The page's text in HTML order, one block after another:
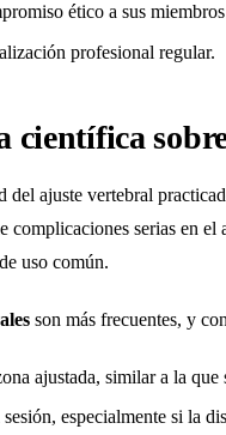
ético a sus
profesional regular.
científica
del ajuste vertebral
complicaciones serias en
uso común.
son más frecuentes, y
ajustada, similar a la
especialmente si la